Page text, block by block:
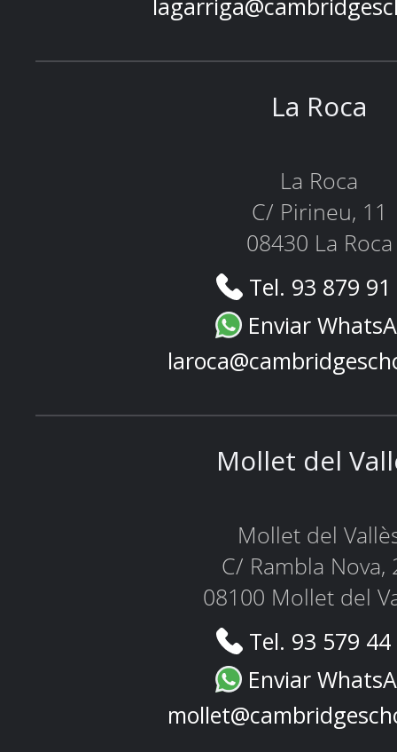
La Roca
La Roca
C/ Pirineu, 11
08430 La Roca
Tel. 93 879
Enviar
Mollet del
Mollet del
C/ Rambla Nova,
08100 Mollet del
Tel. 93 579
Enviar